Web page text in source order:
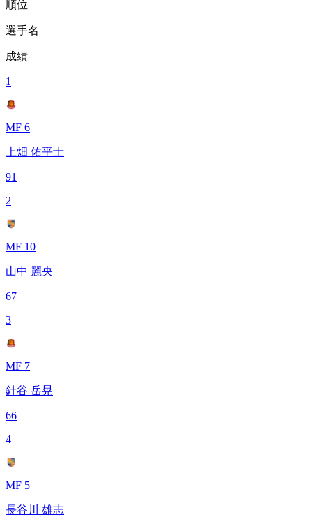
順位
選手名
成績
1
MF 6
上畑 佑平士
91
2
MF 10
山中 麗央
67
3
MF 7
針谷 岳晃
66
4
MF 5
長谷川 雄志